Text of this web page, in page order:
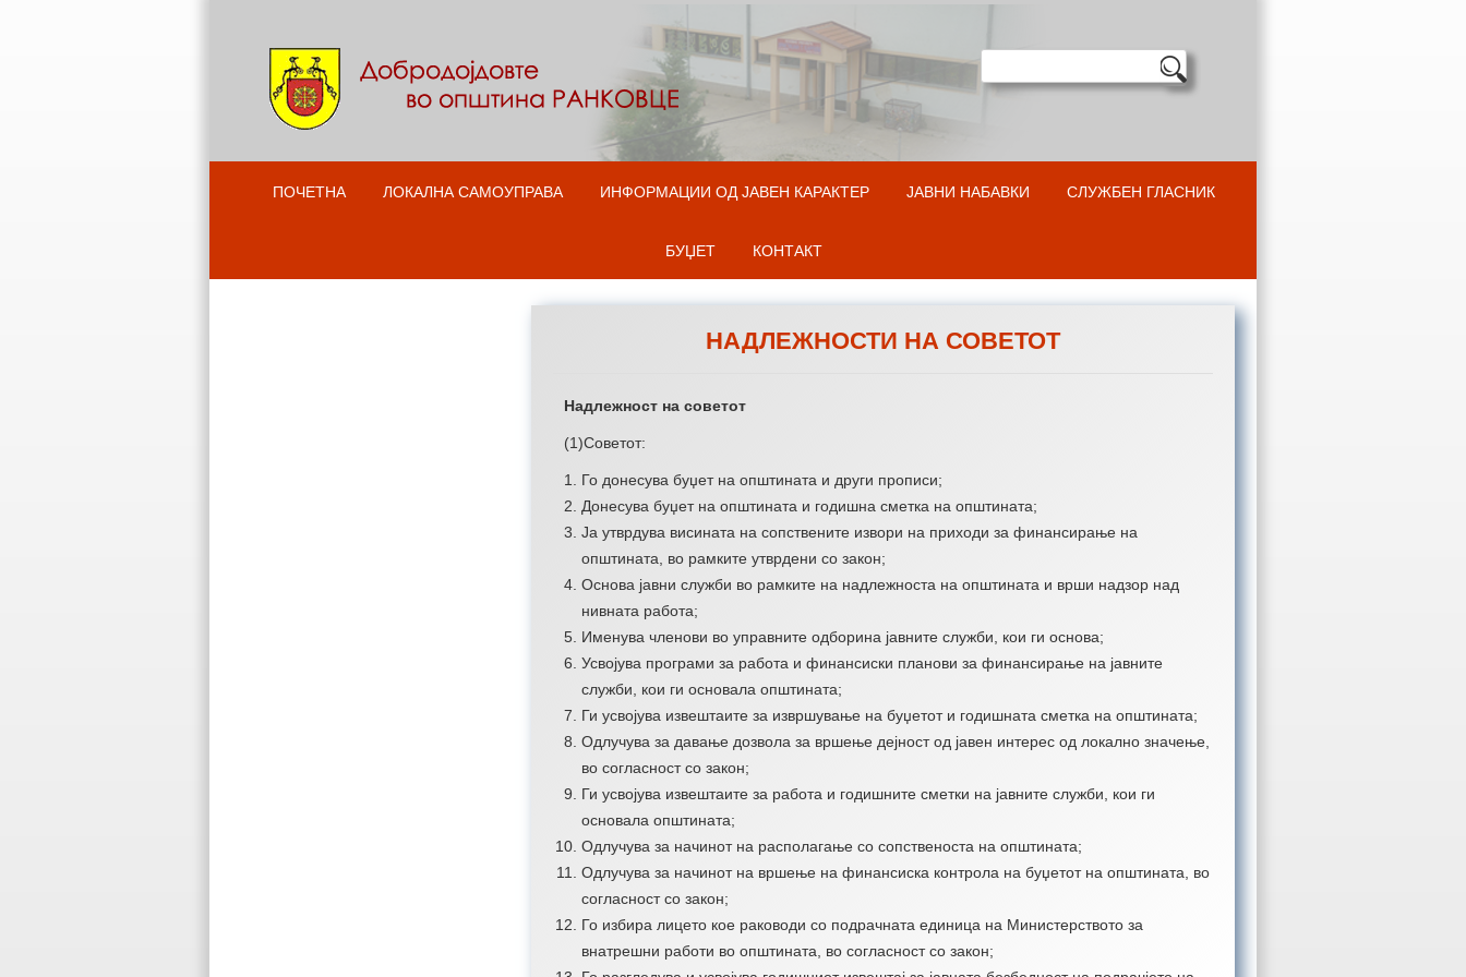
ПОЧЕТНА
ЛОКАЛНА САМОУПРАВА ИНФОРМАЦИИ ОД ЈАВЕН КАРАКТЕР ЈАВНИ НАБАВКИ СЛУЖБЕН ГЛАСНИК
БУЏЕТ КОНТАКТ
НАДЛЕЖНОСТИ НА СОВЕТОТ
Надлежност на советот
(1)Советот:
Го донесува буџет на општината и други прописи;
Донесува буџет на општината и годишна сметка на општината;
Ја утврдува висината на сопствените извори на приходи за финансирање на
општината, во рамките утврдени со закон;
Основа јавни служби во рамките на надлежноста на општината и врши надзор над
нивната работа;
Именува членови во управните одборина јавните служби, кои ги основа;
Усвојува програми за работа и финансиски планови за финансирање на јавните
служби, кои ги основала општината;
Ги усвојува извештаите за извршување на буџетот и годишната сметка на општината;
Одлучува за давање дозвола за вршење дејност од јавен интерес од локално значење,
во согласност со закон;
Ги усвојува извештаите за работа и годишните сметки на јавните служби, кои ги
основала општината;
Одлучува за начинот на располагање со сопственоста на општината;
Одлучува за начинот на вршење на финансиска контрола на буџетот на општината, во
согласност со закон;
Го избира лицето кое раководи со подрачната единица на Министерството за
внатрешни работи во општината, во согласност со закон;